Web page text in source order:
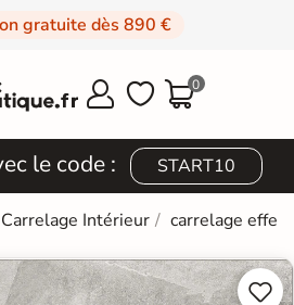
gratuite dès 890 €
  0
le code : START10
Carrelage Intérieur carrelage effet

